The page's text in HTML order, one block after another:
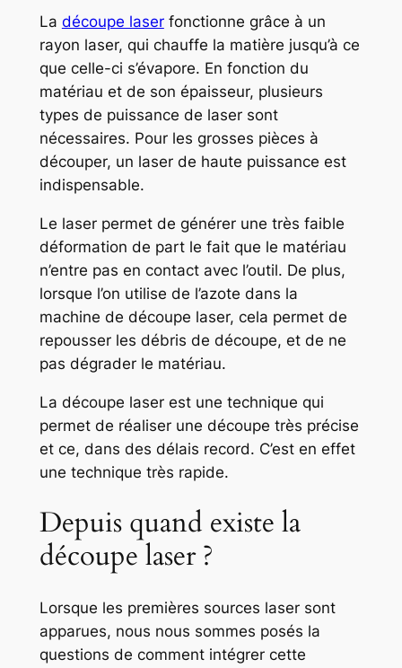
La découpe laserfonctionne grâce à un
rayon laser, qui chauffe la matière jusqu’à ce
que celle-ci s’évapore. En fonction du
matériau et de son épaisseur, plusieurs
types de puissance de laser sont
nécessaires. Pour les grosses pièces à
découper, un laser de haute puissance est
indispensable.
Le laser permet de générer une très faible
déformation de part le fait que le matériau
n’entre pas en contact avec l’outil. De plus,
lorsque l’on utilise de l’azote dans la
machine de découpe laser, cela permet de
repousser les débris de découpe, et de ne
pas dégrader le matériau.
La découpe laser est une technique qui
permet de réaliser une découpe très précise
et ce, dans des délais record. C’est en effet
une technique très rapide.
Depuis quand existe la
découpe laser ?
Lorsque les premières sources laser sont
apparues, nous nous sommes posés la
questions de comment intégrer cette